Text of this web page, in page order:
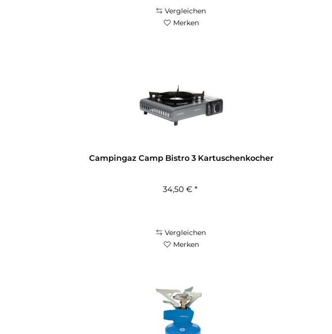
Vergleichen
Merken
Campingaz Camp Bistro 3 Kartuschenkocher
34,50 € *
Vergleichen
Merken